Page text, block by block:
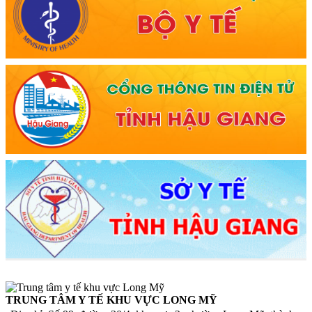
TRUNG TÂM Y TẾ KHU VỰC LONG MỸ